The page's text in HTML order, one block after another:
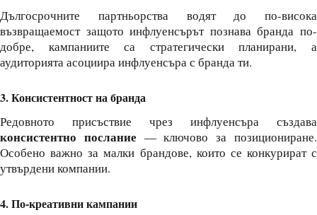
Дългосрочните партньорства водят до по-висока
възвращаемост защото инфлуенсърът познава бранда по-
добре, кампаниите са стратегически планирани, а
аудиторията асоциира инфлуенсъра с бранда ти.
3. Консистентност на бранда
Редовното присъствие чрез инфлуенсъра създава
консистентно послание — ключово за позициониране.
Особено важно за малки брандове, които се конкурират с
утвърдени компании.
4. По-креативни кампании